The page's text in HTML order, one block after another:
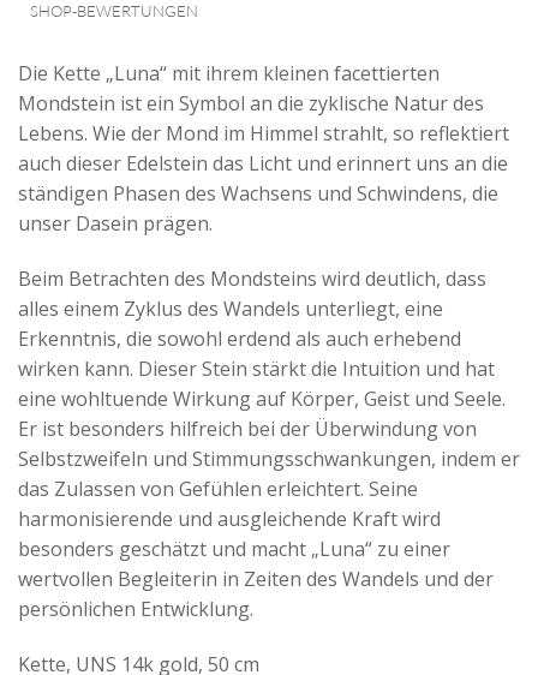
SHOP-BEWERTUNGEN
Die Kette „Luna“ mit ihrem kleinen facettierten
Mondstein ist ein Symbol an die zyklische Natur des
Lebens. Wie der Mond im Himmel strahlt, so reflektiert
auch dieser Edelstein das Licht und erinnert uns an die
ständigen Phasen des Wachsens und Schwindens, die
unser Dasein prägen.
Beim Betrachten des Mondsteins wird deutlich, dass
alles einem Zyklus des Wandels unterliegt, eine
Erkenntnis, die sowohl erdend als auch erhebend
wirken kann. Dieser Stein stärkt die Intuition und hat
eine wohltuende Wirkung auf Körper, Geist und Seele.
Er ist besonders hilfreich bei der Überwindung von
Selbstzweifeln und Stimmungsschwankungen, indem er
das Zulassen von Gefühlen erleichtert. Seine
harmonisierende und ausgleichende Kraft wird
besonders geschätzt und macht „Luna“ zu einer
wertvollen Begleiterin in Zeiten des Wandels und der
persönlichen Entwicklung.
Kette, UNS 14k gold, 50 cm